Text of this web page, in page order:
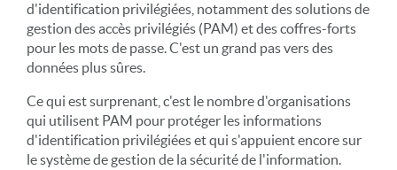
d'identification privilégiées, notamment des solutions de
gestion des accès privilégiés (PAM) et des coffres-forts
pour les mots de passe. C'est un grand pas vers des
données plus sûres.
Ce qui est surprenant, c'est le nombre d'organisations
qui utilisent PAM pour protéger les informations
d'identification privilégiées et qui s'appuient encore sur
le système de gestion de la sécurité de l'information.